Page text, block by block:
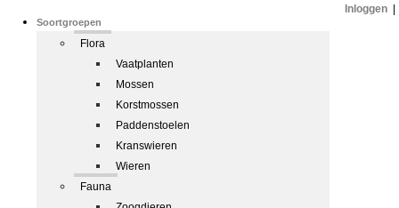
Soortgroepen
Flora
Vaatplanten
Mossen
Korstmossen
Paddenstoelen
Kranswieren
Wieren
Fauna
Inloggen